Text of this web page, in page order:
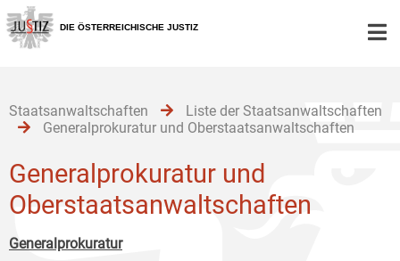
Zur
Hauptnavigation
[1]
Zum
Inhalt
[2]
Zum
Untermenü
[3]
DIE ÖSTERREICHISCHE JUSTIZ
Staatsanwaltschaften
Liste der Staatsanwaltschaften
Generalprokuratur und Oberstaatsanwaltschaften
Generalprokuratur und
Oberstaatsanwaltschaften
Generalprokuratur